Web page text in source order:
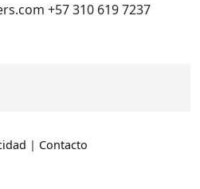
+57 310 619 7237
| Contacto